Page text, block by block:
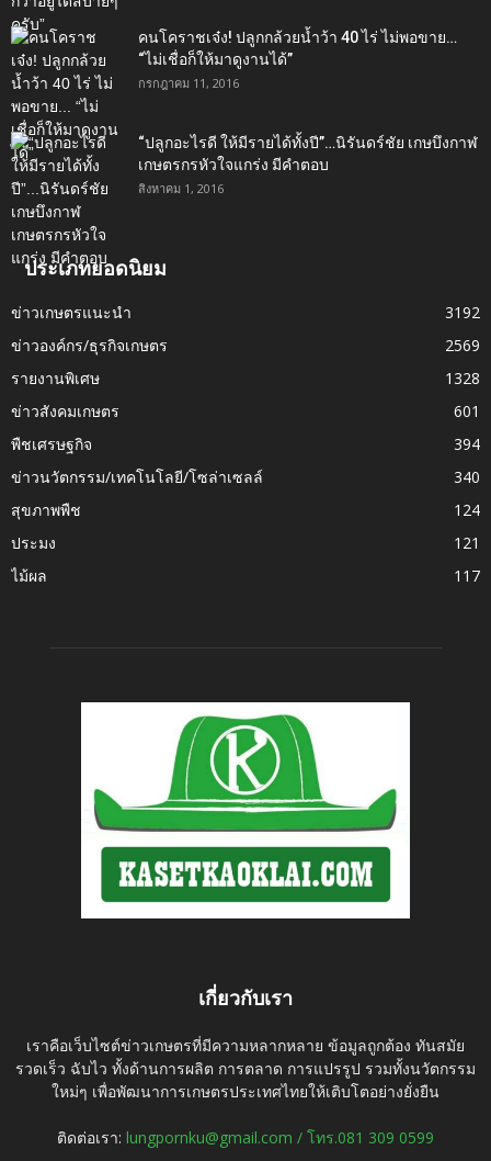
คนโคราชเจ๋ง! ปลูกกล้วยน้ำว้า 40 ไร่ ไม่พอขาย…
“ไม่เชื่อก็ให้มาดูงานได้”‬
กรกฎาคม 11, 2016
“ปลูกอะไรดี ให้มีรายได้ทั้งปี”…นิรันดร์ชัย เกษบึงกาฬ
เกษตรกรหัวใจแกร่ง มีคำตอบ
สิงหาคม 1, 2016
ประเภทยอดนิยม
ข่าวเกษตรแนะนำ
3192
ข่าวองค์กร/ธุรกิจเกษตร
2569
รายงานพิเศษ
1328
ข่าวสังคมเกษตร
601
พืชเศรษฐกิจ
394
ข่าวนวัตกรรม/เทคโนโลยี/โซล่าเซลล์
340
สุขภาพพืช
124
ประมง
121
ไม้ผล
117
เกี่ยวกับเรา
เราคือเว็บไซต์ข่าวเกษตรที่มีความหลากหลาย ข้อมูลถูกต้อง ทันสมัย
รวดเร็ว ฉับไว ทั้งด้านการผลิต การตลาด การแปรรูป รวมทั้งนวัตกรรม
ใหม่ๆ เพื่อพัฒนาการเกษตรประเทศไทยให้เติบโตอย่างยั่งยืน
ติดต่อเรา: lungpornku@gmail.com / โทร.081 309 0599